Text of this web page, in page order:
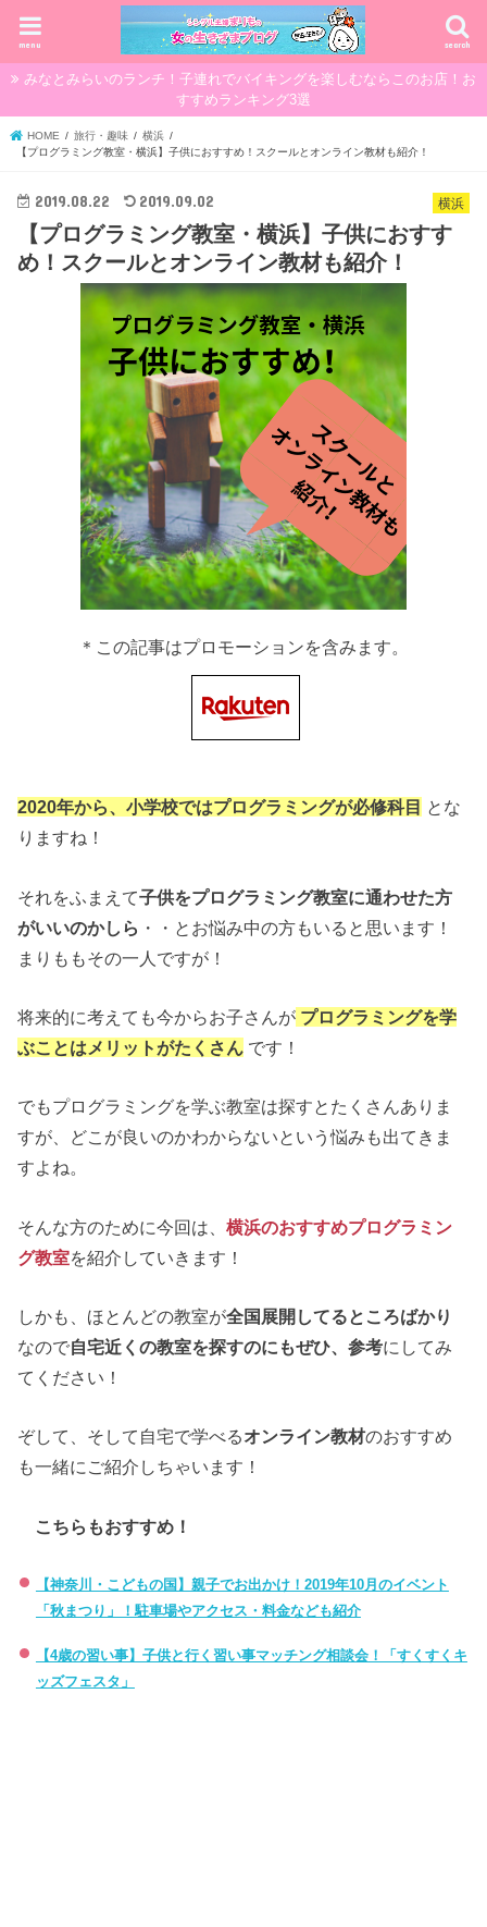
search
menu
みなとみらいのランチ！子連れでバイキングを楽しむならこのお店！お
すすめランキング3選
HOME 旅行・趣味
横浜
【プログラミング教室・横浜】子供におすすめ！スクールとオンライン教材も紹介！
横浜
2019.08.22 2019.09.02
【プログラミング教室・横浜】子供におすす
め！スクールとオンライン教材も紹介！
＊この記事はプロモーションを含みます。
2020年から、小学校ではプログラミングが必修科目 とな
りますね！
それをふまえて子供をプログラミング教室に通わせた方
がいいのかしら ・・とお悩み中の方もいると思います！
まりももその一人ですが！
将来的に考えても今からお子さんが プログラミングを学
ぶことはメリットがたくさん です！
でもプログラミングを学ぶ教室は探すとたくさんありま
すが、どこが良いのかわからないという悩みも出てきま
すよね。
そんな方のために今回は、横浜のおすすめプログラミン
グ教室を紹介していきます！
しかも、ほとんどの教室が全国展開してるところばかり
なので自宅近くの教室を探すのにもぜひ、参考にしてみ
てください！
ぞして、そして自宅で学べるオンライン教材のおすすめ
も一緒にご紹介しちゃいます！
こちらもおすすめ！
【神奈川・こどもの国】親子でお出かけ！2019年10月のイベント
「秋まつり」！駐車場やアクセス・料金なども紹介
【4歳の習い事】子供と行く習い事マッチング相談会！「すくすくキ
ッズフェスタ」